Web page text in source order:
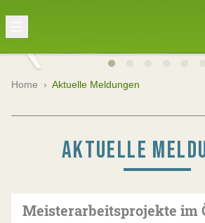
Home › Aktuelle Meldungen
AKTUELLE
Meisterarbeitsprojekte im